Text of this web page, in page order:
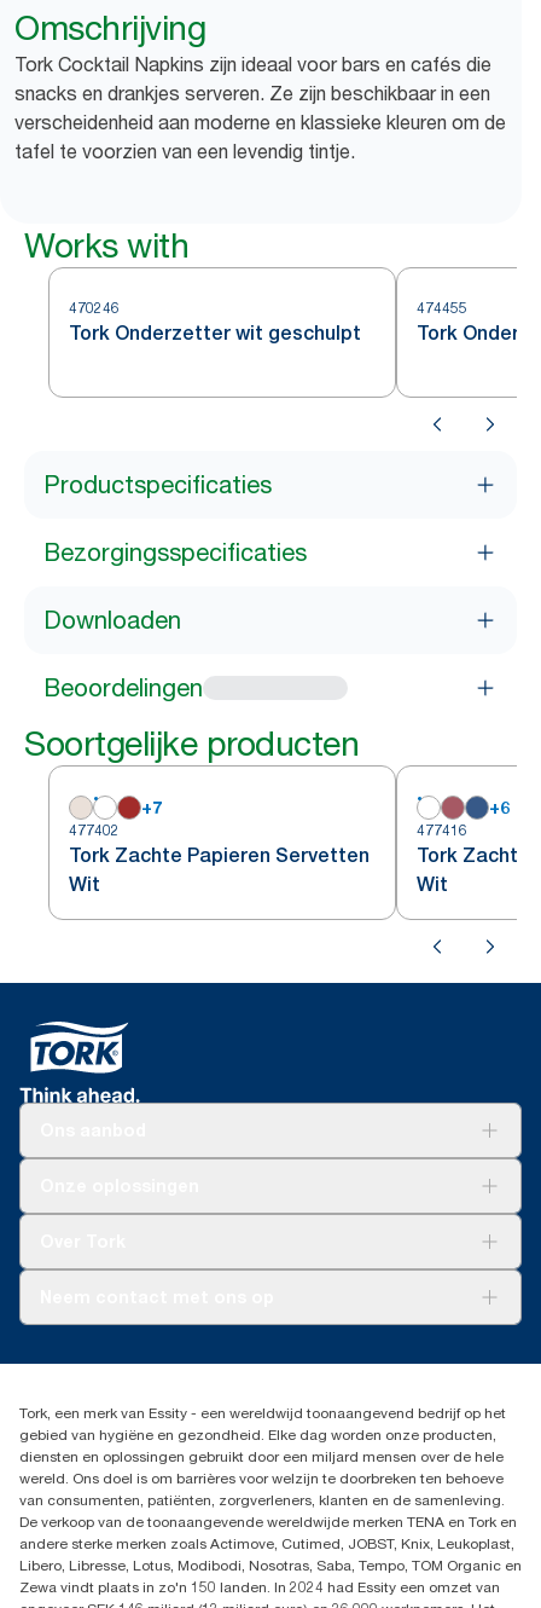
Omschrijving
Tork Cocktail Napkins zijn ideaal voor bars en cafés die
snacks en drankjes serveren. Ze zijn beschikbaar in een
verscheidenheid aan moderne en klassieke kleuren om de
tafel te voorzien van een levendig tintje.
Works with
470246
Tork Onderzetter wit geschulpt
474455
Tork
Productspecificaties
Bezorgingsspecificaties
Downloaden
Beoordelingen
Soortgelijke producten
+7
477402
Tork Zachte Papieren Servetten
Wit
+6
477416
Tork Zachte
Wit
Dispenserklacht
02 766 05 30
Essity Belgium NV
Berkenlaan 8B
1831 MACHELEN
Tork, een merk van Essity - een wereldwijd toonaangevend bedrijf op het
gebied van hygiëne en gezondheid. Elke dag worden onze producten,
diensten en oplossingen gebruikt door een miljard mensen over de hele
wereld. Ons doel is om barrières voor welzijn te doorbreken ten behoeve
van consumenten, patiënten, zorgverleners, klanten en de samenleving.
De verkoop van de toonaangevende wereldwijde merken TENA en Tork en
andere sterke merken zoals Actimove, Cutimed, JOBST, Knix, Leukoplast,
Libero, Libresse, Lotus, Modibodi, Nosotras, Saba, Tempo, TOM Organic en
Zewa vindt plaats in zo'n 150 landen. In 2024 had Essity een omzet van